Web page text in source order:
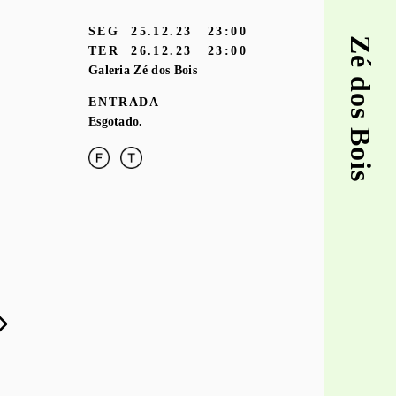
Zé dos Bois
SEG 25.12.23
23:00
TER
26.12.23
23:00
Galeria Zé dos Bois
ENTRADA
Esgotado.